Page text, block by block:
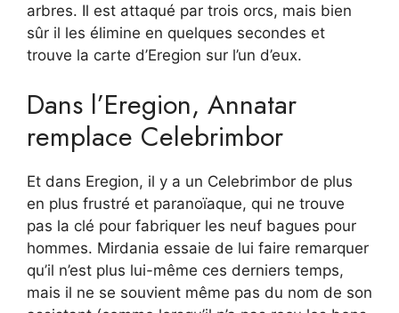
arbres. Il est attaqué par trois orcs, mais bien
sûr il les élimine en quelques secondes et
trouve la carte d’Eregion sur l’un d’eux.
Dans l’Eregion, Annatar
remplace Celebrimbor
Et dans Eregion, il y a un Celebrimbor de plus
en plus frustré et paranoïaque, qui ne trouve
pas la clé pour fabriquer les neuf bagues pour
hommes. Mirdania essaie de lui faire remarquer
qu’il n’est plus lui-même ces derniers temps,
mais il ne se souvient même pas du nom de son